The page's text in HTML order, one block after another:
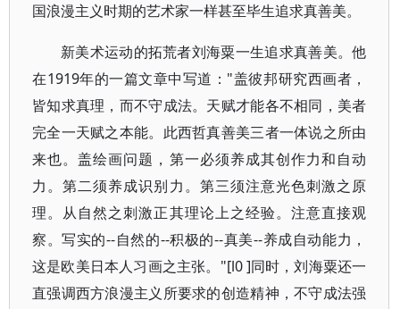
国浪漫主义时期的艺术家一样甚至毕生追求真善美。
新美术运动的拓荒者刘海粟一生追求真善美。他
在1919年的一篇文章中写道："盖彼邦研究西画者，
皆知求真理，而不守成法。天赋才能各不相同，美者
完全一天赋之本能。此西哲真善美三者一体说之所由
来也。盖绘画问题，第一必须养成其创作力和自动
力。第二须养成识别力。第三须注意光色刺激之原
理。从自然之刺激正其理论上之经验。注意直接观
察。写实的--自然的--积极的--真美--养成自动能力，
这是欧美日本人习画之主张。"[l0 ]同时，刘海粟还一
直强调西方浪漫主义所要求的创造精神，不守成法强